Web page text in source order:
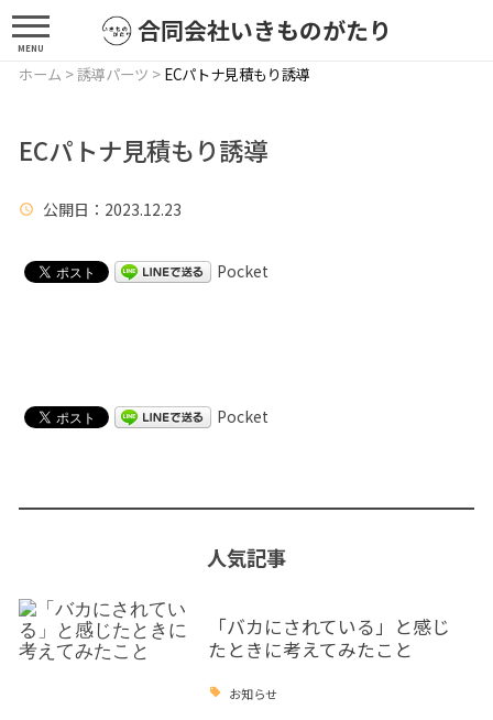
合同会社いきものがたり
MENU
ホーム >誘導パーツ > ECパトナ見積もり誘導
ECパトナ見積もり誘導
公開日 ：2023.12.23
Pocket
Pocket
人気記事
「バカにされている」と感じ
たときに考えてみたこと
お知らせ